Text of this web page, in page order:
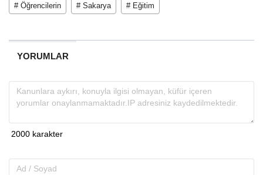
# Öğrencilerin # Sakarya # Eğitim
YORUMLAR